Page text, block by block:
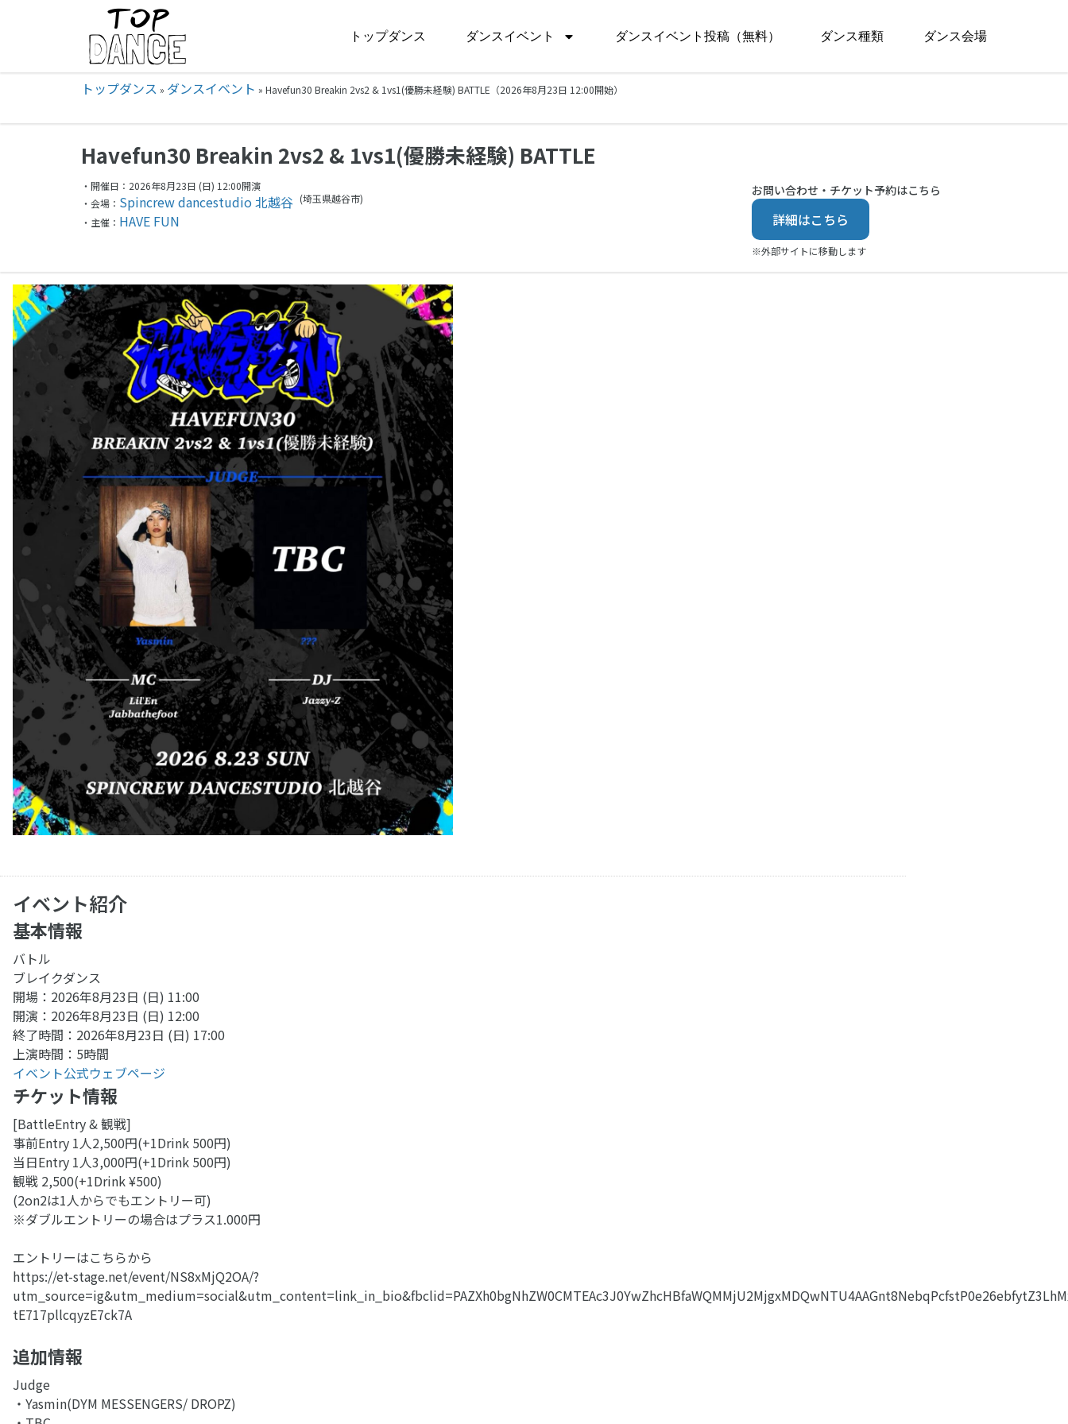
トップダンス ダンスイベント ダンスイベント投稿（無料） ダンス種類 ダンス会場
トップダンス » ダンスイベント » Havefun30 Breakin 2vs2 & 1vs1(優勝未経験) BATTLE（2026年8月23日 12:00開始）
Havefun30 Breakin 2vs2 & 1vs1(優勝未経験) BATTLE
・開催日：2026年8月23日 (日) 12:00開演
・会場： Spincrew dancestudio 北越谷 (埼玉県越谷市)
・主催： HAVE FUN
お問い合わせ・チケット予約はこちら
詳細はこちら
※外部サイトに移動します
イベント紹介
基本情報
バトル
ブレイクダンス
開場：2026年8月23日 (日) 11:00
開演：2026年8月23日 (日) 12:00
終了時間：2026年8月23日 (日) 17:00
上演時間：5時間
イベント公式ウェブページ
チケット情報
[BattleEntry & 観戦]
事前Entry 1人2,500円(+1Drink 500円)
当日Entry 1人3,000円(+1Drink 500円)
観戦 2,500(+1Drink ¥500)
(2on2は1人からでもエントリー可)
※ダブルエントリーの場合はプラス1.000円
エントリーはこちらから
https://et-stage.net/event/NS8xMjQ2OA/?
tE717pllcqyzE7ck7A
追加情報
Judge
・Yasmin(DYM MESSENGERS/ DROPZ)